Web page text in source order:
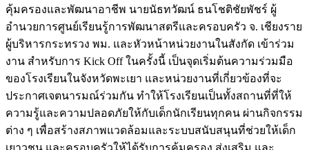
คุ้มครองและพัฒนาอาชีพ นายนัธทวัฒน์ ธนโชติชัยพัชร์ ผู้
อำนวยการศูนย์เรียนรู้การพัฒนาสตรีและครอบครัว จ. เชียงราย
ผู้บริหารกระทรวง พม. และหัวหน้าหน่วยงานในสังกัด เข้าร่วม
งาน สำหรับการ Kick Off ในครั้งนี้ เป็นจุดเริ่มต้นความร่วมมือ
ของโรงเรียนในจังหวัดพะเยา และหน่วยงานที่เกี่ยวข้องที่จะ
ประกาศเจตนารมณ์ร่วมกัน ทำให้โรงเรียนเป็นทั้งสถานที่ที่ให้
ความรู้และความปลอดภัยให้กับเด็กนักเรียนทุกคน ผ่านกิจกรรม
ต่าง ๆ เพื่อสร้างสภาพแวดล้อมและระบบสนับสนุนที่ช่วยให้เด็ก
เยาวชน และครอบครัวให้ได้รับการคุ้มครอง ส่งเสริม และ